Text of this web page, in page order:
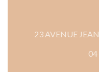
23 AVENUE
04